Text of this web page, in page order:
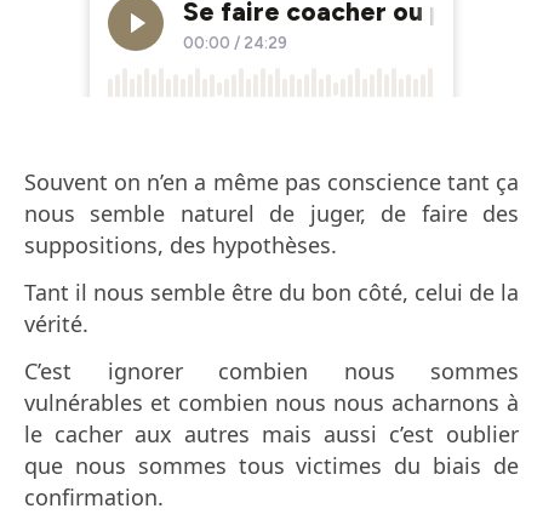
Souvent on n’en a même pas conscience tant ça
nous semble naturel de juger, de faire des
suppositions, des hypothèses.
Tant il nous semble être du bon côté, celui de la
vérité.
C’est ignorer combien nous sommes
vulnérables et combien nous nous acharnons à
le cacher aux autres mais aussi c’est oublier
que nous sommes tous victimes du biais de
confirmation.